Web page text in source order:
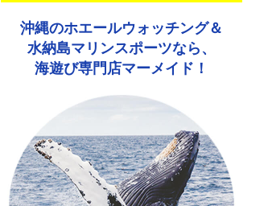
沖縄のホエールウォッチング＆
水納島マリンスポーツなら、
海遊び専門店マーメイド！